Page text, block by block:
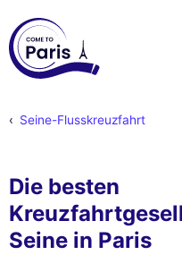
Seine-Flusskreuzfahrt
Die besten
Seine in Paris